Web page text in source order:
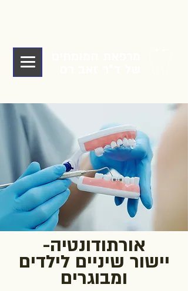
אורתודונטיה-
יישור שיניים לילדים
ומבוגרים